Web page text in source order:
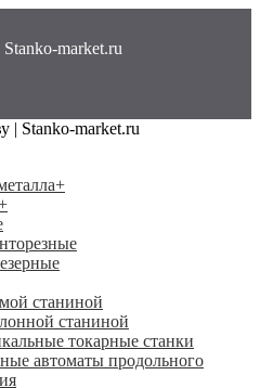
market.ru
+
станиной
станиной
токарные станки
автоматы продольного